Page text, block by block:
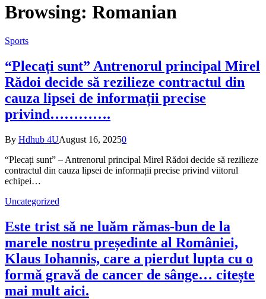
Browsing: Romanian
Sports
“Plecați sunt” Antrenorul principal Mirel
Rădoi decide să rezilieze contractul din
cauza lipsei de informații precise
privind………….
By Hdhub 4UAugust 16, 20250
“Plecați sunt” – Antrenorul principal Mirel Rădoi decide să rezilieze
contractul din cauza lipsei de informații precise privind viitorul
echipei…
Uncategorized
Este trist să ne luăm rămas-bun de la
marele nostru președinte al României,
Klaus Iohannis, care a pierdut lupta cu o
formă gravă de cancer de sânge… citește
mai mult aici.